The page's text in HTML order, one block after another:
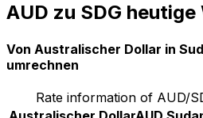
AUD zu SDG
Von Australischer Dollar in
umrechnen
Rate information of AUD/